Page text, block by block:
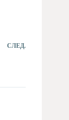
СЛЕД.